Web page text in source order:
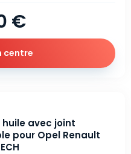
€
centre
huile avec joint
pour Opel Renault